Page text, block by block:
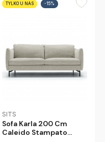
TYLKO U NAS -15%
SITS
Sofa Karla 200 Cm
Caleido Stampato